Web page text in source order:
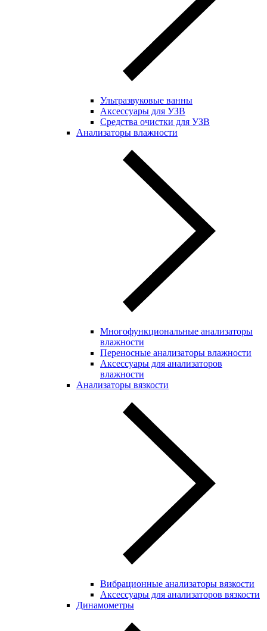
Ультразвуковые ванны
Аксессуары для УЗВ
Средства очистки для УЗВ
Анализаторы влажности
Многофункциональные анализаторы
влажности
Переносные анализаторы влажности
Аксессуары для анализаторов
влажности
Анализаторы вязкости
Вибрационные анализаторы вязкости
Аксессуары для анализаторов вязкости
Динамометры